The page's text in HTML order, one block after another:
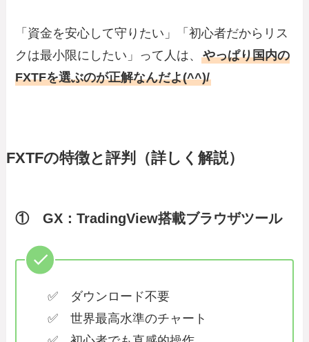
「資金を安心して守りたい」「初心者だからリス
クは最小限にしたい」って人は、やっぱり国内の
FXTFを選ぶのが正解なんだよ(^^)/
FXTFの特徴と評判（詳しく解説）
① GX：TradingView搭載ブラウザツール
✅ ダウンロード不要
✅ 世界最高水準のチャート